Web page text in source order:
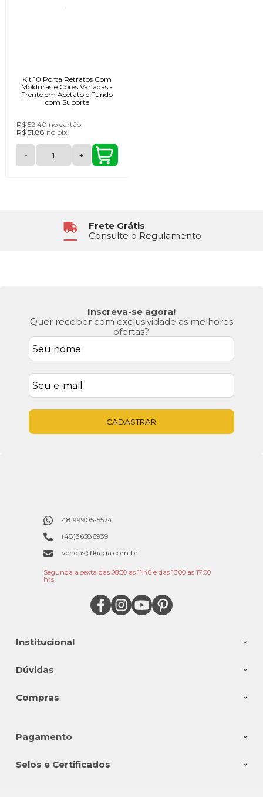
Kit 10 Porta Retratos Com
Molduras e Cores Variadas -
Frente em Acetato e Fundo
com Suporte
R$ 52,40 no cartão
R$ 51,88 no pix
- +
6x Sem Juros
No Cartão de Crédito
Inscreva-se agora!
Quer receber com exclusividade as melhores
ofertas?
CADASTRAR
Institucional
Dúvidas
Compras
48 99905-5574
(48)36586939
vendas@kiaga.com.br
Segunda a sexta das 08:30 as 11:48 e das 13:00 as 17:00
hrs.
Pagamento
Selos e Certificados